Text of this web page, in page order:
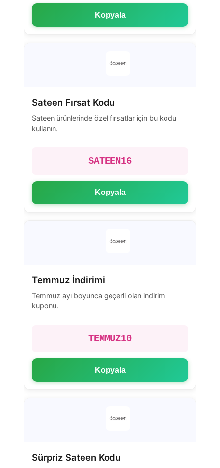
Kopyala
Sateen Fırsat Kodu
Sateen ürünlerinde özel fırsatlar için bu kodu
kullanın.
SATEEN16
Kopyala
Temmuz İndirimi
Temmuz ayı boyunca geçerli olan indirim
kuponu.
TEMMUZ10
Kopyala
Sürpriz Sateen Kodu